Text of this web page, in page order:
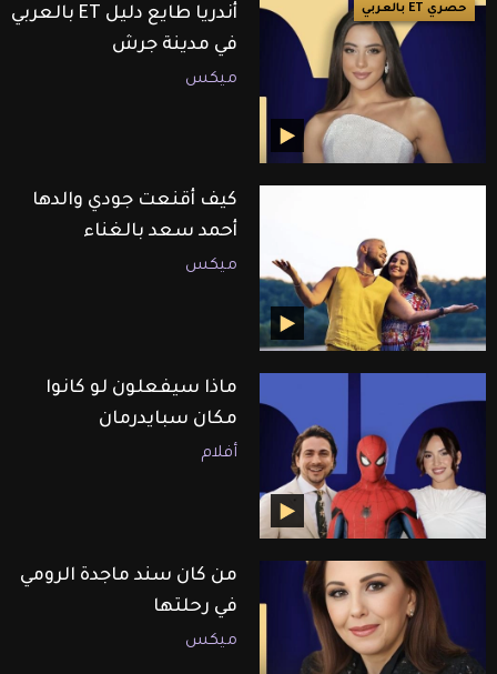
حصري ET بالعربي
أندريا طايع دليل ET بالعربي
في مدينة جرش
ميكس
كيف أقنعت جودي والدها
أحمد سعد بالغناء
ميكس
ماذا سيفعلون لو كانوا
مكان سبايدرمان
أفلام
من كان سند ماجدة الرومي
في رحلتها
ميكس